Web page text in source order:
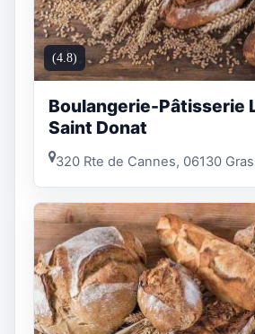
(4.8)
Boulangerie-Pâtisserie
Saint Donat
320 Rte de Cannes, 06130